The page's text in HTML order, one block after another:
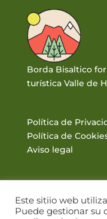
Borda Bisaltico
turística Valle de
Política de
Política de
Aviso legal
Este sitiio web
Puede gestionar su